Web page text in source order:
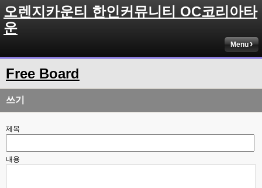
오렌지카운티 한인커뮤니티 OC코리아타
운
Menu
Free Board
쓰기
제목
내용